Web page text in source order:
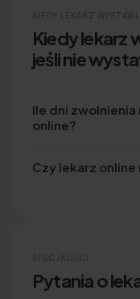
KIEDY LEKARZ WYSTAWI
Kiedy lekarz
jeśli nie
Ile dni
online?
Czy lekarz
SPECJALIŚCI
Pytania o